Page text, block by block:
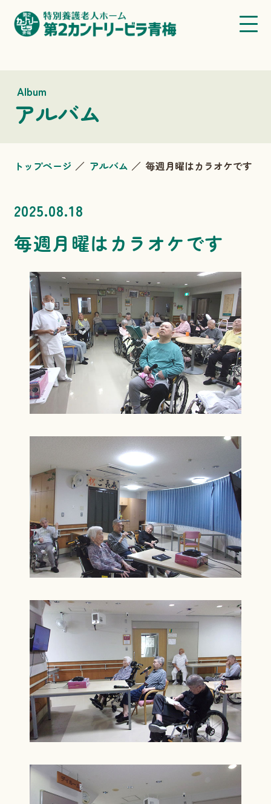
Album
アルバム
トップページ アルバム 毎週月曜はカラオケです
2025.08.18
毎週月曜はカラオケです